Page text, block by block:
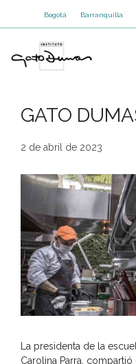
Bogotá Barranquilla
GATO
2 de abril de 2023
La presidenta de la
Carolina Parra,